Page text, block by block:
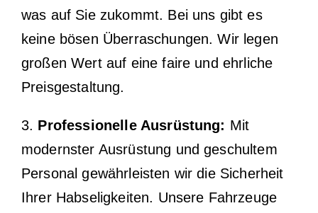
was auf Sie zukommt. Bei uns gibt es
keine bösen Überraschungen. Wir legen
großen Wert auf eine faire und ehrliche
Preisgestaltung.
3. Professionelle Ausrüstung: Mit
modernster Ausrüstung und geschultem
Personal gewährleisten wir die Sicherheit
Ihrer Habseligkeiten. Unsere Fahrzeuge